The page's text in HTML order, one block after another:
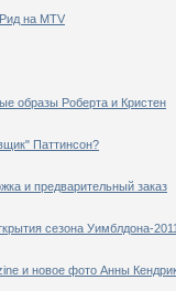
на MTV
образы Роберта и Кристен
Паттинсон?
и предварительный заказ
сезона Уимблдона-
и новое фото Анны